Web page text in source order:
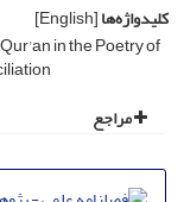
کلیدواژه‌ها[English]
in the Poetry of
مراجع